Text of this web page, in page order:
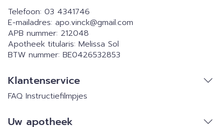
Telefoon: 03 4341746
E-mailadres: apo.vinck@gmail.com
APB nummer: 212048
Apotheek titularis: Melissa Sol
BTW nummer: BE0426532853
Klantenservice
FAQ Instructiefilmpjes
Uw apotheek